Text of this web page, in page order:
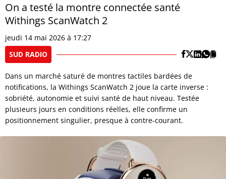
On a testé la montre connectée santé
Withings ScanWatch 2
jeudi 14 mai 2026 à 17:27
SUD RADIO
Dans un marché saturé de montres tactiles bardées de
notifications, la Withings ScanWatch 2 joue la carte inverse :
sobriété, autonomie et suivi santé de haut niveau. Testée
plusieurs jours en conditions réelles, elle confirme un
positionnement singulier, presque à contre-courant.